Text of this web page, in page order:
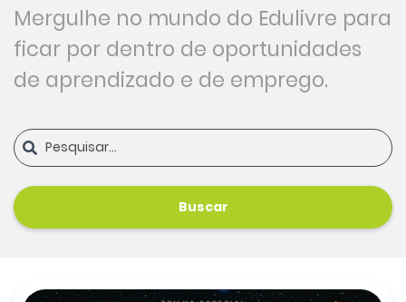
Mergulhe no mundo do Edulivre para
ficar por dentro de oportunidades
de aprendizado e de emprego.
Buscar